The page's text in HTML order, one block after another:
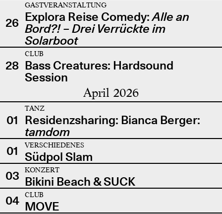
26
GASTVERANSTALTUNG
Explora Reise Comedy:Alle an
Bord?! – Drei Verrückte im
Solarboot
28
CLUB
Bass Creatures: Hardsound
Session
April 2026
01
TANZ
Residenzsharing: Bianca Berger:
tamdom
01
VERSCHIEDENES
Südpol Slam
03
KONZERT
Bikini Beach & SUCK
04
CLUB
MOVE